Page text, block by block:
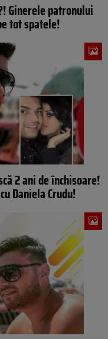
Ginerele patronului
tot spatele!
2 ani de închisoare!
Daniela Crudu!